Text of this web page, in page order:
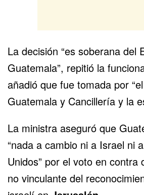
La decisión “es soberana del
Guatemala”, repitió la
añadió que fue tomada por
Guatemala y Cancillería y la
La ministra aseguró que
“nada a cambio ni a Israel ni
Unidos” por el voto en contra
no vinculante del